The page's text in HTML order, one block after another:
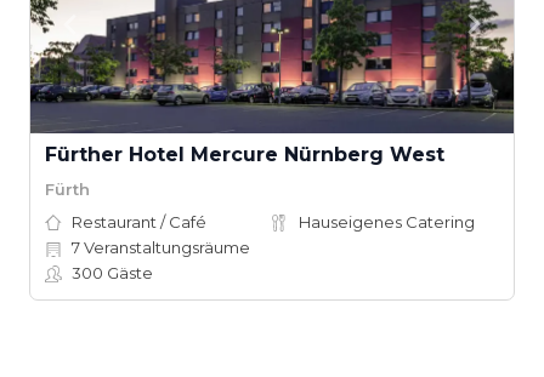
Fürther Hotel Mercure Nürnberg West
Fürth
Restaurant / Café
Hauseigenes Catering
7Veranstaltungsräume
300 Gäste